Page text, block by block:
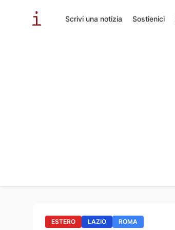
Scrivi una notizia Sostienici
ESTERO LAZIO ROMA